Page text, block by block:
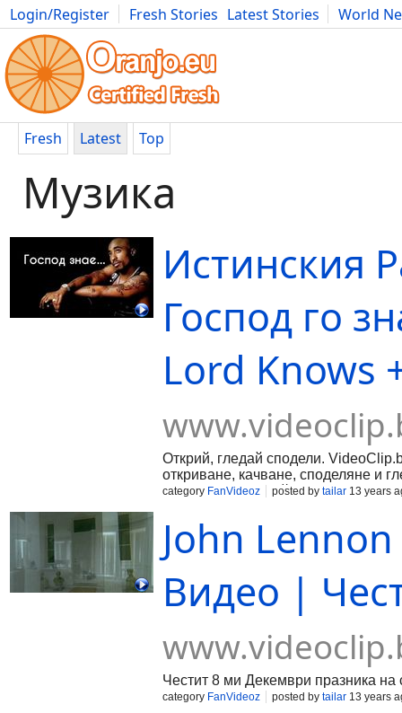
Login/Register Fresh Stories Latest Stories
World
Movies Anime Music Art Cars Advice Science
Fresh Latest Top
Музика
Истинския
Господ го
Lord Knows
Открий, гледай сподели.
откриване, качване, споделяне и
създаване на плейлисти и
category FanVideoz posted by tailar 13 years
John
Видео |
Честит 8 ми Декември празника на
category FanVideoz posted by tailar 13 years